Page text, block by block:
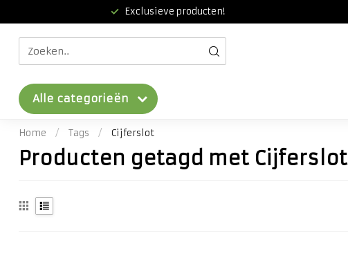
Exclusieve producten!
Alle categorieën
Home / Tags / Cijferslot
Producten getagd met Cijferslot